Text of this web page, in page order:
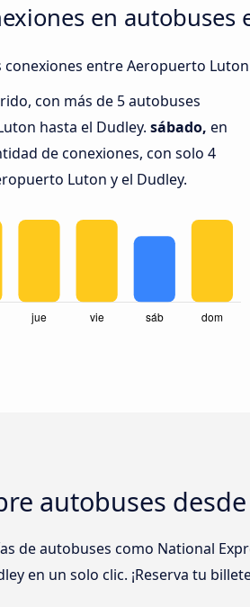
en
conexiones entre Aeropuerto
con más de 5 autobuses
hasta el Dudley. sábado, en
de conexiones, con solo 4
Luton y el Dudley.
autobuses
de autobuses como National
en un solo clic. ¡Reserva tu